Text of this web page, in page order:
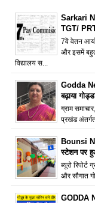
Sarkari
TGT/
7वें वेतन
और इसमें
विद्यालय स...
Godda
बढ़ाया
ग्राम
प्रखंड अंतर्गत
Bounsi
स्टेशन पर
ब्यूरो रिपोर्ट
और सौगात
GODDA